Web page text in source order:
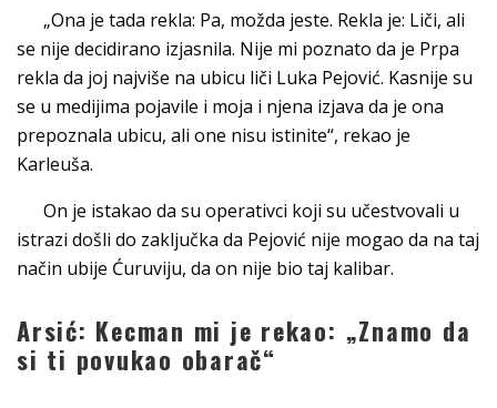
„Ona je tada rekla: Pa, možda jeste. Rekla je: Liči, ali
se nije decidirano izjasnila. Nije mi poznato da je Prpa
rekla da joj najviše na ubicu liči Luka Pejović. Kasnije su
se u medijima pojavile i moja i njena izjava da je ona
prepoznala ubicu, ali one nisu istinite“, rekao je
Karleuša.
On je istakao da su operativci koji su učestvovali u
istrazi došli do zaključka da Pejović nije mogao da na taj
način ubije Ćuruviju, da on nije bio taj kalibar.
Arsić: Kecman mi je rekao: „Znamo da
si ti povukao obarač“